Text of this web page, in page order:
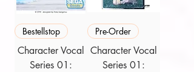
Bestellstop
Character Vocal
Series 01:
Pre-Order
Character Vocal
Series 01: